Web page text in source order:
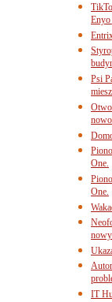
Enyo
Psi
One.
One.
IT